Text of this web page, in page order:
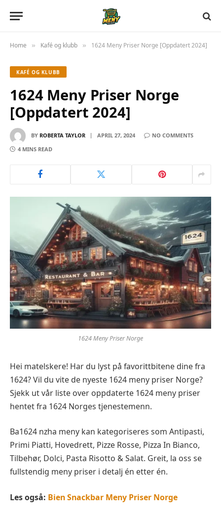
Home » Kafé og klubb » 1624 Meny Priser Norge [Oppdatert 2024]
KAFÉ OG KLUBB
1624 Meny Priser Norge
[Oppdatert 2024]
BY ROBERTA TAYLOR APRIL 27, 2024
NO COMMENTS
4 MINS READ
1624 Meny Priser Norge
Hei matelskere! Har du lyst på favorittbitene dine fra
1624? Vil du vite de nyeste 1624 meny priser Norge?
Sjekk ut vår liste over oppdaterte 1624 meny priser
hentet fra 1624 Norges tjenestemenn.
Ba1624 nzha meny kan kategoriseres som Antipasti,
Primi Piatti, Hovedrett, Pizze Rosse, Pizza In Bianco,
Tilbehør, Dolci, Pasta Risotto & Salat. Greit, la oss se
fullstendig meny priser i detalj én etter én.
Les også: Bien Snackbar Meny Priser Norge